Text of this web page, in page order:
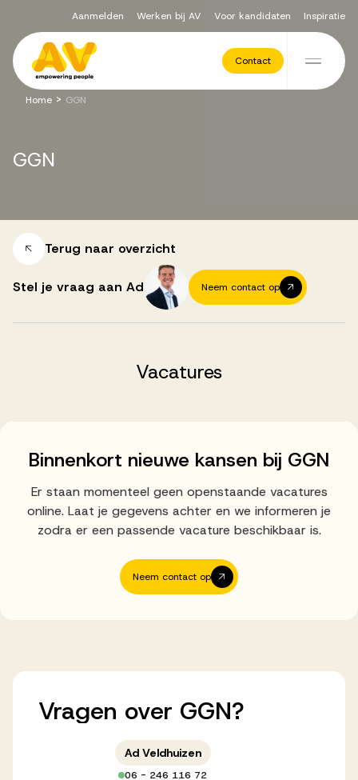
Ga naar de inhoud
Aanmelden Werken bij AV Voor kandidaten Inspiratie
Contact
Voor opdrachtgevers
Recruitment Services
Vacatures
Successen
Succesverhalen
Werken bij AV
Home > GGN
GGN
Terug naar overzicht
Stel je vraag aan Ad Neem contact op
Vacatures
Binnenkort nieuwe kansen bij GGN
Er staan momenteel geen openstaande vacatures
online. Laat je gegevens achter en we informeren je
zodra er een passende vacature beschikbaar is.
Neem contact op
Vragen over GGN?
Ad Veldhuizen
06 - 246 116 72